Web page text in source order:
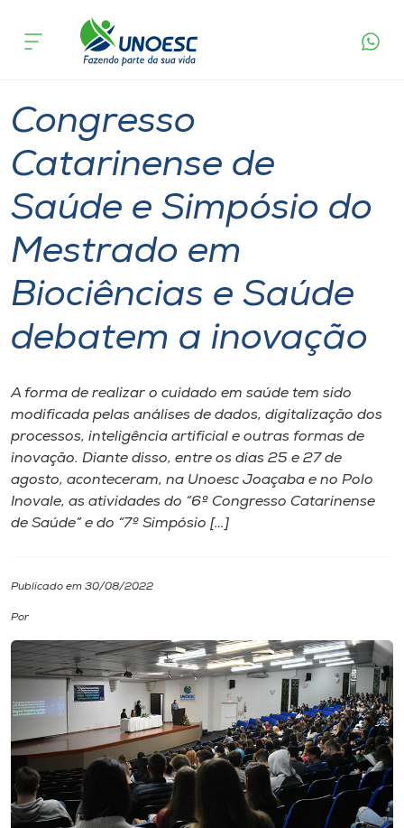
Cursos
Pesquisa
Atendimento ao Estudante
Portal de Ensino
Unoesc
Internacionalização
I.nova
Diplomados
Biblioteca
Editora
Rádio
Museu
acontece
inovação
Congresso
Catarinense de
Saúde e Simpósio do
Mestrado em
Biociências e Saúde
debatem a inovação
A forma de realizar o cuidado em saúde tem sido
modificada pelas análises de dados, digitalização dos
processos, inteligência artificial e outras formas de
inovação. Diante disso, entre os dias 25 e 27 de
agosto, aconteceram, na Unoesc Joaçaba e no Polo
Inovale, as atividades do “6º Congresso Catarinense
de Saúde” e do “7º Simpósio […]
Publicado em 30/08/2022
Por